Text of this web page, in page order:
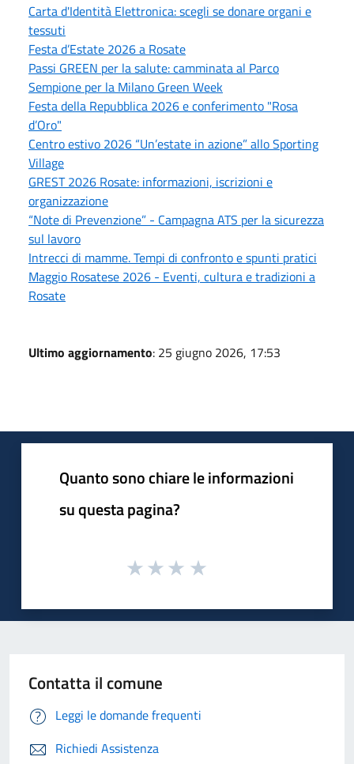
Carta d'Identità Elettronica: scegli se donare organi e
tessuti
Festa d’Estate 2026 a Rosate
Passi GREEN per la salute: camminata al Parco
Sempione per la Milano Green Week
Festa della Repubblica 2026 e conferimento "Rosa
d’Oro"
Centro estivo 2026 “Un’estate in azione” allo Sporting
Village
GREST 2026 Rosate: informazioni, iscrizioni e
organizzazione
“Note di Prevenzione” - Campagna ATS per la sicurezza
sul lavoro
Intrecci di mamme. Tempi di confronto e spunti pratici
Maggio Rosatese 2026 - Eventi, cultura e tradizioni a
Rosate
Ultimo aggiornamento: 25 giugno 2026, 17:53
Quanto sono chiare le informazioni
su questa pagina?
Contatta il comune
Leggi le domande frequenti
Richiedi Assistenza